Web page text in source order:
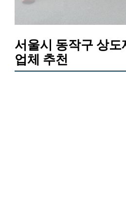
서울시 동작구 상도
업체 추천